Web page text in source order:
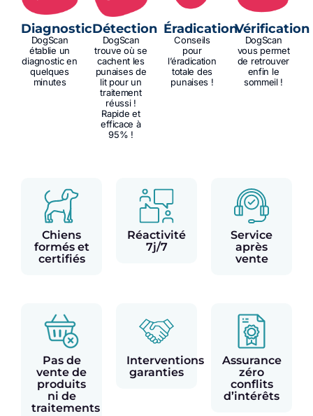
Diagnostic
DogScan
établie un
diagnostic en
quelques
minutes
Détection
DogScan
trouve où se
cachent les
punaises de
lit pour un
traitement
réussi !
Rapide et
efficace à
95% !
Éradication
Conseils
pour
l’éradication
totale des
punaises !
Vérification
DogScan
vous permet
de retrouver
enfin le
sommeil !
Chiens
formés et
certifiés
Réactivité
7j/7
Service
après
vente
Pas de
vente de
produits
ni de
traitements
Interventions
garanties
Assurance
zéro
conflits
d’intérêts